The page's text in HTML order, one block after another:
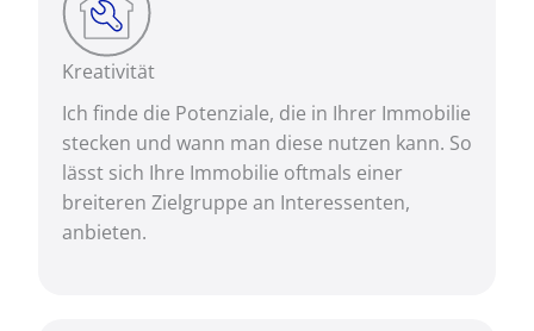
Kreativität
Ich finde die Potenziale, die in Ihrer Immobilie
stecken und wann man diese nutzen kann. So
lässt sich Ihre Immobilie oftmals einer
breiteren Zielgruppe an Interessenten,
anbieten.